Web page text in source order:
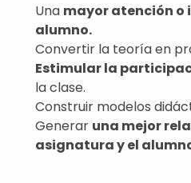
Una mayor atención o
alumno.
Convertir la teoría en
Estimular la
la clase.
Construir modelos
Generar una mejor
asignatura y el